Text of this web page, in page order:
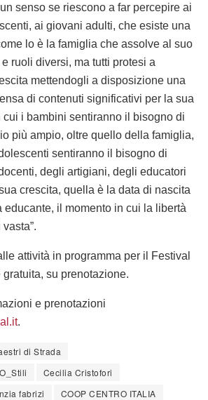
senso se riescono a far percepire ai
ai giovani adulti, che esiste una
lo è la famiglia che assolve al suo
ruoli diversi, ma tutti protesi a
mettendogli a disposizione una
di contenuti significativi per la sua
cui i bambini sentiranno il bisogno di
più ampio, oltre quello della famiglia,
sentiranno il bisogno di
degli artigiani, degli educatori
crescita, quella è la data di nascita
educante, il momento in cui la libertà
attività in programma per il Festival
gratuita, su prenotazione.
e prenotazioni
.
di Strada
Cecilia Cristofori
fabrizi
COOP CENTRO ITALIA